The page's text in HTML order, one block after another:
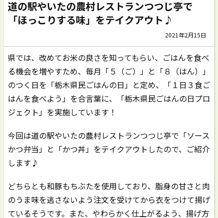
道の駅やいたの農村レストランつつじ亭で
「ほっこりする味」をテイクアウト♪
2021年2月15日
県では、改めてお米の良さを知ってもらい、ごはんを食べ
る機会を増やすため、毎月「５（ご）」と「８（はん）」
のつく日を「栃木県民ごはんの日」と定め、「１日３食ご
はんを食べよう」を合言葉に、「栃木県民ごはんの日プロ
ジェクト」を実施しています！
今回は道の駅やいたの農村レストランつつじ亭で「ソース
かつ弁当」と「かつ丼」をテイクアウトしたので、ご紹介
します♪
どちらとも和豚もちぶたを使用しており、脂身の甘さと肉
のうま味を逃さないよう注文を受けてから衣をつけて揚げ
ているそうです。また、やわらかく仕上がるよう、揚げ方